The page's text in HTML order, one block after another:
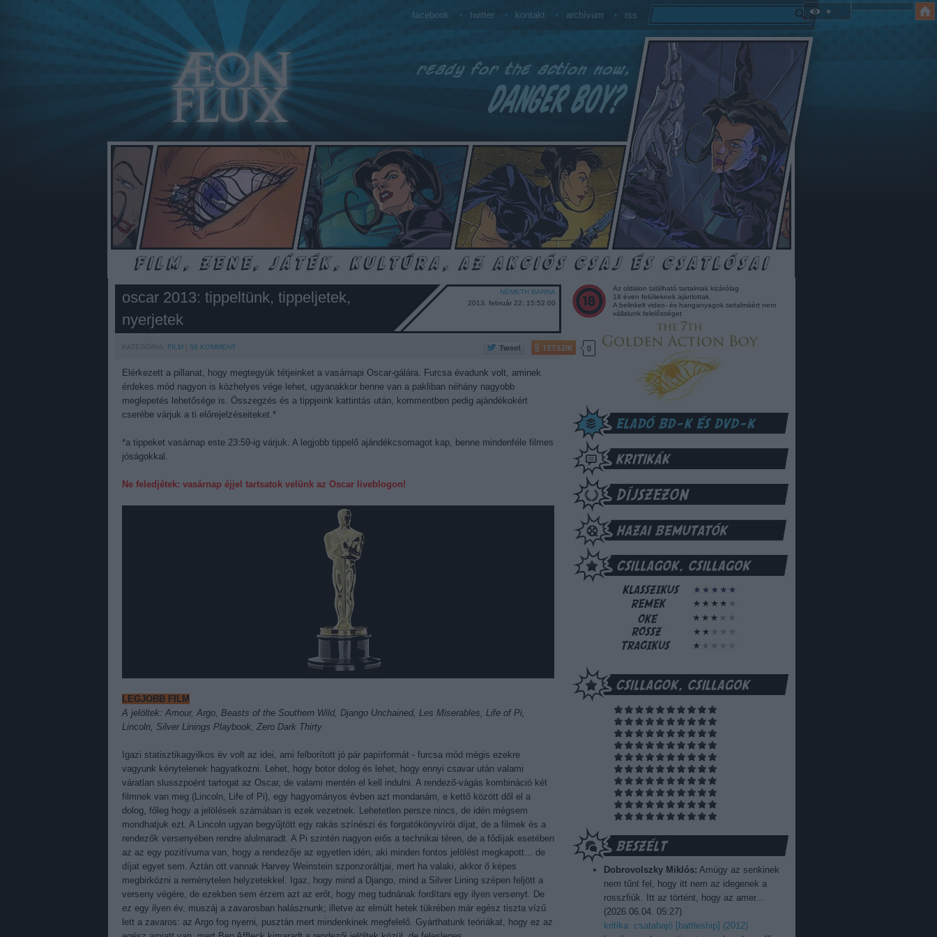
facebook twitter kontakt archívum rss
oscar 2013: tippeltünk, tippeljetek,
nyerjetek
NÉMETH BARNA
2013. február 22. 15:52:00
KATEGÓRIA: FILM 58 KOMMENT TETSZIK 0
Elérkezett a pillanat, hogy megtegyük tétjeinket a vasárnapi Oscar-gálára. Furcsa évadunk volt, aminek
érdekes mód nagyon is közhelyes vége lehet, ugyanakkor benne van a pakliban néhány nagyobb
meglepetés lehetősége is. Összegzés és a tippjeink kattintás után, kommentben pedig ajándékokért
cserébe várjuk a ti előrejelzéseiteket.*
*a tippeket vasárnap este 23:59-ig várjuk. A legjobb tippelő ajándékcsomagot kap, benne mindenféle filmes
jóságokkal.
Ne feledjétek: vasárnap éjjel tartsatok velünk az Oscar liveblogon!
LEGJOBB FILM
A jelöltek: Amour, Argo, Beasts of the Southern Wild, Django Unchained, Les Miserables, Life of Pi,
Lincoln, Silver Linings Playbook, Zero Dark Thirty
Igazi statisztikagyilkos év volt az idei, ami felborított jó pár papírformát - furcsa mód mégis ezekre
vagyunk kénytelenek hagyatkozni. Lehet, hogy botor dolog és lehet, hogy ennyi csavar után valami
váratlan slusszpoént tartogat az Oscar, de valami mentén el kell indulni. A rendező-vágás kombináció két
filmnek van meg (Lincoln, Life of Pi), egy hagyományos évben azt mondanám, e kettő között dől el a
dolog, főleg hogy a jelölések számában is ezek vezetnek. Lehetetlen persze nincs, de idén mégsem
mondhatjuk ezt. A Lincoln ugyan begyűjtött egy rakás színészi és forgatókönyvírói díjat, de a filmek és a
rendezők versenyében rendre alulmaradt. A Pi szintén nagyon erős a technikai téren, de a fődíjak esetében
az az egy pozitívuma van, hogy a rendezője az egyetlen idén, aki minden fontos jelölést megkapott... de
díjat egyet sem. Aztán ott vannak Harvey Weinstein szponzoráltjai, mert ha valaki, akkor ő képes
megbirkózni a reménytelen helyzetekkel. Igaz, hogy mind a Django, mind a Silver Lining szépen feljött a
verseny végére, de ezekben sem érzem azt az erőt, hogy meg tudnának fordítani egy ilyen versenyt. De
ez egy ilyen év, muszáj a zavarosban halásznunk; illetve az elmúlt hetek tükrében már egész tiszta vízű
lett a zavaros: az Argo fog nyerni, pusztán mert mindenkinek megfelelő. Gyárthatunk teóriákat, hogy ez az
Az oldalon található tartalmak kizárólag
18 éven felülieknek ajánlottak.
A belinkelt video- és hanganyagok tartalmáért nem
vállalunk felelősséget
Dobrovolszky Miklós: Amúgy az senkinek
nem tűnt fel, hogy itt nem az idegenek a
rosszfiúk. Itt az történt, hogy az amer...
(2026.06.04. 05:27)
kritika: csatahajó [battleship] (2012)